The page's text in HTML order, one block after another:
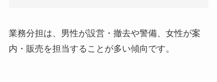
業務分担は、男性が設営・撤去や警備、女性が案
内・販売を担当することが多い傾向です。